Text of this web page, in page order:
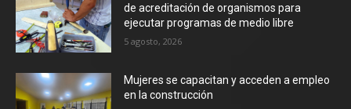
de acreditación de organismos para
ejecutar programas de medio libre
5 agosto, 2026
Mujeres se capacitan y acceden a empleo
en la construcción